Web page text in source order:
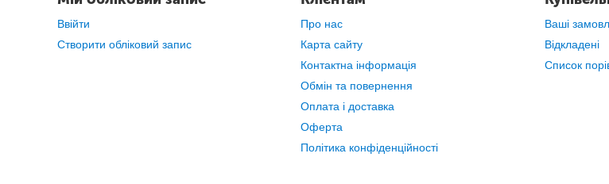
Ввійти
Створити обліковий запис
Про нас
Карта сайту
Контактна інформація
Обмін та повернення
Оплата і доставка
Оферта
Політика конфіденційності
Ваші
Відкладені
Список